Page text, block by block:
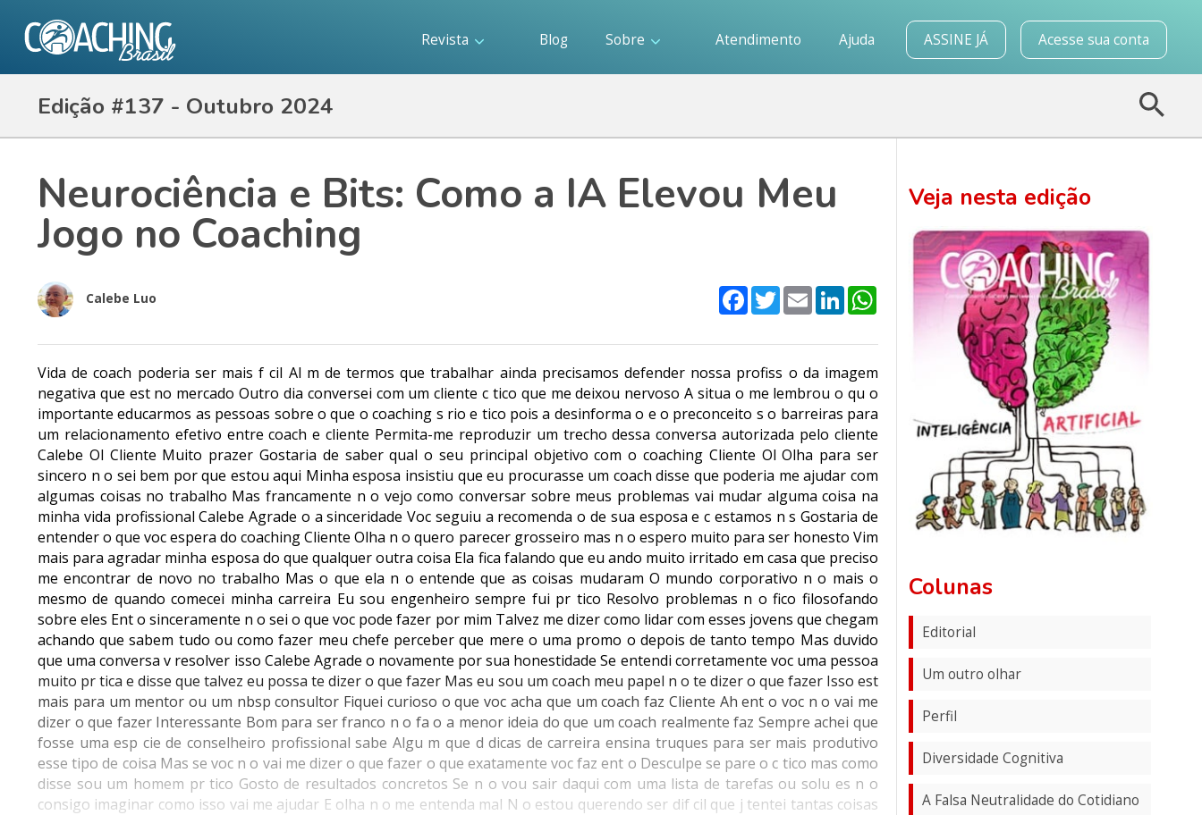
Revista Blog Sobre Atendimento Ajuda ASSINE JÁ Acesse sua conta
Edição #137 - Outubro 2024
Neurociência e Bits: Como a IA Elevou Meu
Jogo no Coaching
Calebe Luo Facebook
TwitterEmailLinkedInWhatsApp
Vida de coach poderia ser mais f cil Al m de termos que trabalhar ainda precisamos defender nossa profiss o da imagem
negativa que est no mercado Outro dia conversei com um cliente c tico que me deixou nervoso A situa o me lembrou o qu o
importante educarmos as pessoas sobre o que o coaching s rio e tico pois a desinforma o e o preconceito s o barreiras para
um relacionamento efetivo entre coach e cliente Permita-me reproduzir um trecho dessa conversa autorizada pelo cliente
Calebe Ol Cliente Muito prazer Gostaria de saber qual o seu principal objetivo com o coaching Cliente Ol Olha para ser
sincero n o sei bem por que estou aqui Minha esposa insistiu que eu procurasse um coach disse que poderia me ajudar com
algumas coisas no trabalho Mas francamente n o vejo como conversar sobre meus problemas vai mudar alguma coisa na
minha vida profissional Calebe Agrade o a sinceridade Voc seguiu a recomenda o de sua esposa e c estamos n s Gostaria de
entender o que voc espera do coaching Cliente Olha n o quero parecer grosseiro mas n o espero muito para ser honesto Vim
mais para agradar minha esposa do que qualquer outra coisa Ela fica falando que eu ando muito irritado em casa que preciso
me encontrar de novo no trabalho Mas o que ela n o entende que as coisas mudaram O mundo corporativo n o mais o
mesmo de quando comecei minha carreira Eu sou engenheiro sempre fui pr tico Resolvo problemas n o fico filosofando
sobre eles Ent o sinceramente n o sei o que voc pode fazer por mim Talvez me dizer como lidar com esses jovens que chegam
achando que sabem tudo ou como fazer meu chefe perceber que mere o uma promo o depois de tanto tempo Mas duvido
que uma conversa v resolver isso Calebe Agrade o novamente por sua honestidade Se entendi corretamente voc uma pessoa
muito pr tica e disse que talvez eu possa te dizer o que fazer Mas eu sou um coach meu papel n o te dizer o que fazer Isso est
mais para um mentor ou um nbsp consultor Fiquei curioso o que voc acha que um coach faz Cliente Ah ent o voc n o vai me
dizer o que fazer Interessante Bom para ser franco n o fa o a menor ideia do que um coach realmente faz Sempre achei que
fosse uma esp cie de conselheiro profissional sabe Algu m que d dicas de carreira ensina truques para ser mais produtivo
esse tipo de coisa Mas se voc n o vai me dizer o que fazer o que exatamente voc faz ent o Desculpe se pare o c tico mas como
disse sou um homem pr tico Gosto de resultados concretos Se n o vou sair daqui com uma lista de tarefas ou solu es n o
consigo imaginar como isso vai me ajudar E olha n o me entenda mal N o estou querendo ser dif cil que j tentei tantas coisas
Veja nesta edição
Colunas
Editorial
Um outro olhar
Perfil
Diversidade Cognitiva
A Falsa Neutralidade do Cotidiano